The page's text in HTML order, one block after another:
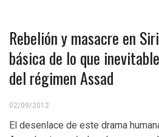
Rebelión y masacre en
básica de lo que
del régimen Assad
02/09/2012
El desenlace de este drama